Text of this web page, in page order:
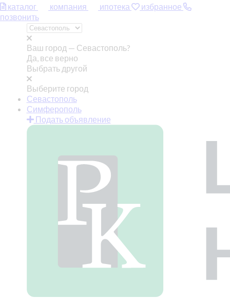
каталог компания ипотека
избранное
позвонить
Ваш город — Севастополь?
Да, все верно
Выбрать другой
Выберите город
Севастополь
Симферополь
Подать объявление